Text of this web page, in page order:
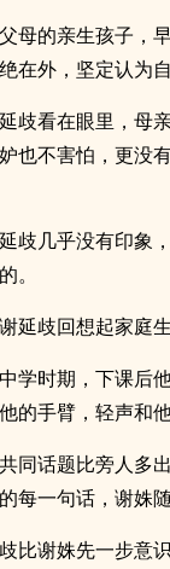
母的亲生孩子，
在外，坚定认为
歧看在眼里，母
也不害怕，更没
歧几乎没有印象
。
延歧回想起家庭
学时期，下课后
的手臂，轻声和
同话题比旁人多
每一句话，谢姝
比谢姝先一步意